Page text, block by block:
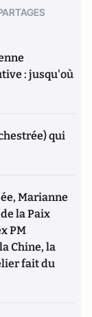
: jusqu'où
qui
Marianne
la Paix
PM
Chine, la
fait du